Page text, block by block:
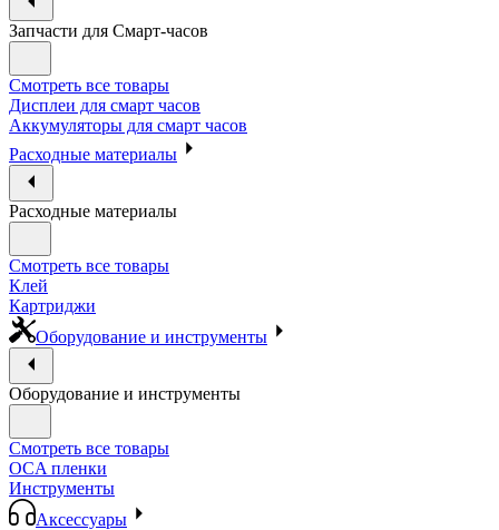
Запчасти для Смарт-часов
Смотреть все товары
Дисплеи для смарт часов
Аккумуляторы для смарт часов
Расходные материалы
Расходные материалы
Смотреть все товары
Клей
Картриджи
Оборудование и инструменты
Оборудование и инструменты
Смотреть все товары
OCA пленки
Инструменты
Аксессуары